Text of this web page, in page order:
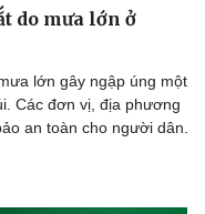
nghệ
điệu
đổi số
do mưa lớn ở
lớn gây ngập úng một
Các đơn vị, địa phương
an toàn cho người dân.